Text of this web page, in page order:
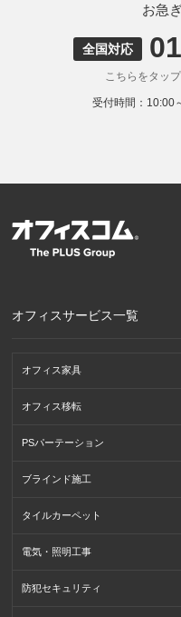
お急
全国対応
こちらをタッ
受付時間：10:00
オフィスサービス一覧
オフィス家具
オフィス移転
PSパーテーション
ブラインド施工
タイルカーペット
電気・照明工事
防犯セキュリティ